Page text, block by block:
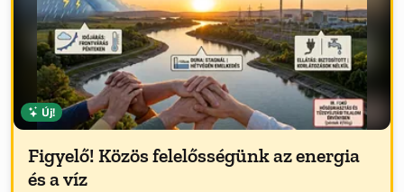
Új!
Figyelő! Közös felelősségünk az energia
és a víz